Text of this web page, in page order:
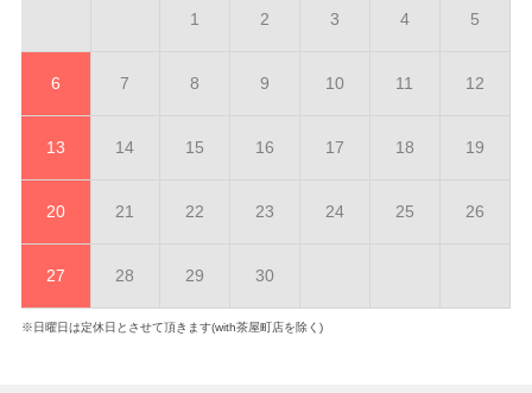
1 2 3 4 5
6 7 8 9 10 11 12
13 14 15 16 17 18 19
20 21 22 23 24 25 26
27 28 29 30
※日曜日は定休日とさせて頂きます(with茶屋町店を除く)